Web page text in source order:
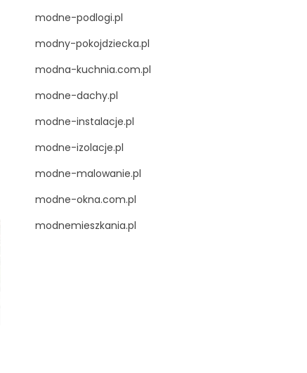
modne-podlogi.pl
modny-pokojdziecka.pl
modna-kuchnia.com.pl
modne-dachy.pl
modne-instalacje.pl
modne-izolacje.pl
modne-malowanie.pl
modne-okna.com.pl
modnemieszkania.pl